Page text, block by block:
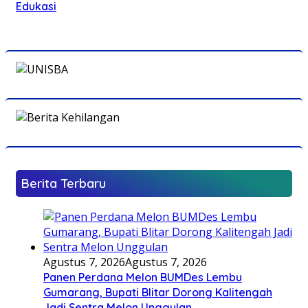
Edukasi
Berita Terbaru
Agustus 7, 2026Agustus 7, 2026
Panen Perdana Melon BUMDes Lembu
Gumarang, Bupati Blitar Dorong Kalitengah